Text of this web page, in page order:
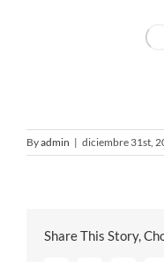
Byadmin | diciembre 31st,
Share This Story,